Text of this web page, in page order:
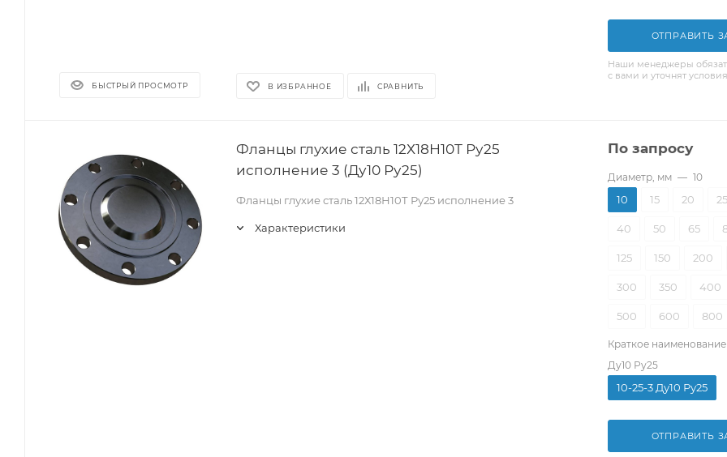
БЫСТРЫЙ ПРОСМОТР В ИЗБРАННОЕ СРАВНИТЬ
ОТПРАВИТЬ
Наши менеджеры
с вами и уточнят
Фланцы глухие сталь 12Х18Н10Т Ру25
исполнение 3 (Ду10 Ру25)
Фланцы глухие сталь 12Х18Н10Т Ру25 исполнение 3
Характеристики
По запросу
Диаметр, мм — 10
10 15 20 25
40 50 65
125 150 200
300 350 400
500 600 800
Краткое наименование
Ду10 Ру25
10-25-3 Ду10 Ру25
ОТПРАВИТЬ